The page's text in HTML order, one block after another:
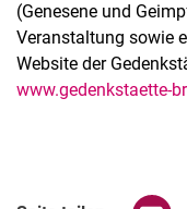
(Genesene und
Veranstaltung sowie
Website der
www.gedenkstaette-